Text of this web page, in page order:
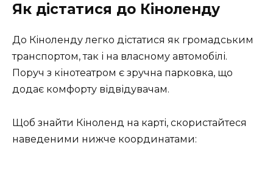
Як дістатися до Кіноленду
До Кіноленду легко дістатися як громадським
транспортом, так і на власному автомобілі.
Поруч з кінотеатром є зручна парковка, що
додає комфорту відвідувачам.
Щоб знайти Кіноленд на карті, скористайтеся
наведеними нижче координатами: